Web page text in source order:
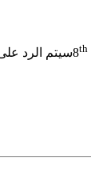
th سيتم الرد